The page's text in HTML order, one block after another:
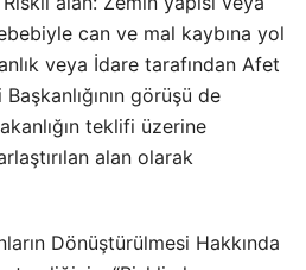
can ve mal kaybına yol
veya İdare tarafından Afet
görüşü de
teklifi üzerine
alan olarak
Dönüştürülmesi Hakkında